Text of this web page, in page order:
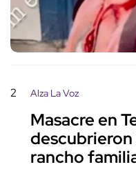
2 Alza La Voz
Masacre en
descubrieron
rancho